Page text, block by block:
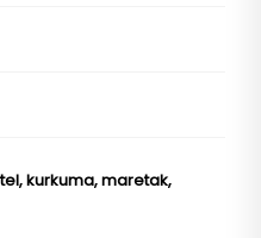
kurkuma, maretak,